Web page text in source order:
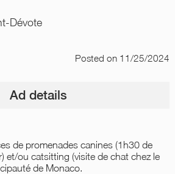
Dévote
Postedon 11/25/2024
Ad details
de promenades canines (1h30 de
et/ou catsitting (visite de chat chez le
de Monaco.